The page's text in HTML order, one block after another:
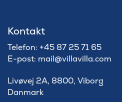
Kontakt
Telefon: +45 87 25 71 65
E-post: mail@villavilla.com
Livøvej 2A, 8800, Viborg
Danmark